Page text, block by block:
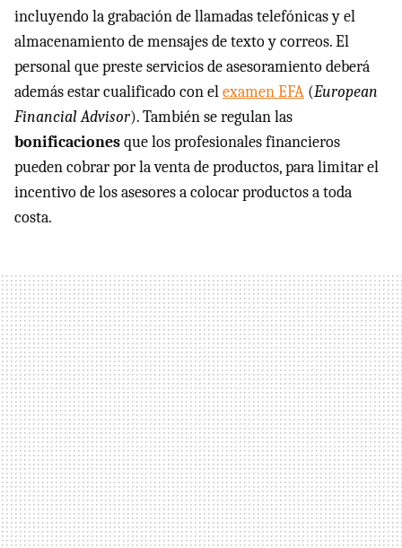
incluyendo la grabación de llamadas telefónicas y el
almacenamiento de mensajes de texto y correos. El
personal que preste servicios de asesoramiento deberá
además estar cualificado con elexamen EFA (European
Financial Advisor). También se regulan las
bonificacionesque los profesionales financieros
pueden cobrar por la venta de productos, para limitar el
incentivo de los asesores a colocar productos a toda
costa.